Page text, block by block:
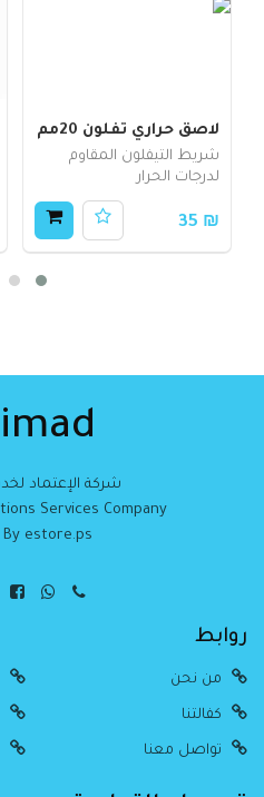
لاصق حراري تفلون 20مم
شريط التيفلون المقاوم
لدرجات الحرار
₪ 35
شركة الإعتماد
Services Company
By estore.ps
روابط
من نحن
كفالتنا
تواصل معنا